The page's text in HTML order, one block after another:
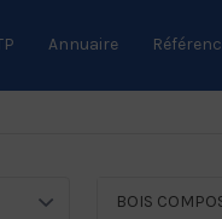
Annuaire